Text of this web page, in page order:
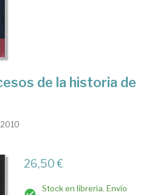
de la historia de
26,50 €
Stock en librería. Envío